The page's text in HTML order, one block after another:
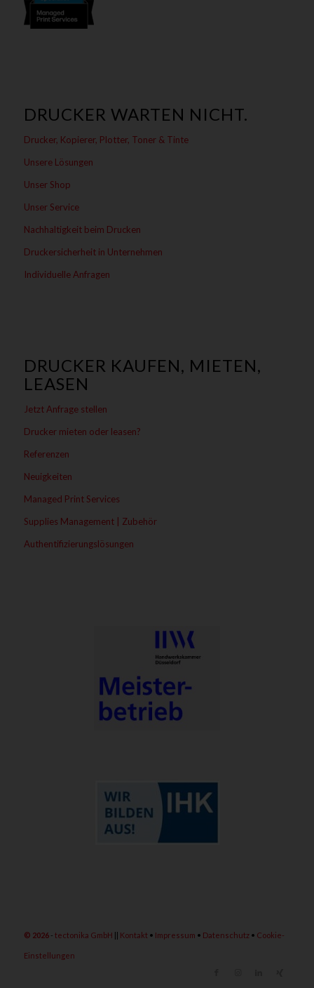
DRUCKER WARTEN NICHT.
Drucker, Kopierer, Plotter, Toner & Tinte
Unsere Lösungen
Unser Shop
Unser Service
Nachhaltigkeit beim Drucken
Druckersicherheit in Unternehmen
Individuelle Anfragen
DRUCKER KAUFEN, MIETEN,
LEASEN
Jetzt Anfrage stellen
Drucker mieten oder leasen?
Referenzen
Neuigkeiten
Managed Print Services
Supplies Management | Zubehör
Authentifizierungslösungen
© 2026- tectonika GmbH Kontakt • Impressum • Datenschutz• Cookie-
Einstellungen